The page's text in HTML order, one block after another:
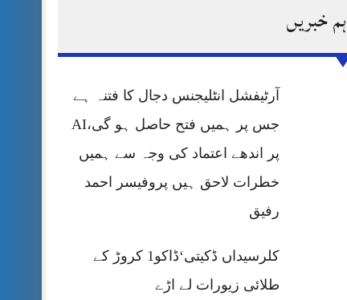
پر قربان
خبریں
آرٹیفشل انٹلیجنس دجال کا فتنہ ہے
جس پر ہمیں فتح حاصل ہو گی،AI
پر اندھے اعتماد کی وجہ سے ہمیں
خطرات لاحق ہیں پروفیسر احمد
رفیق
کلرسیداں ڈکیتی‘ڈاکو1 کروڑ کے
طلائی زیورات لے اڑے